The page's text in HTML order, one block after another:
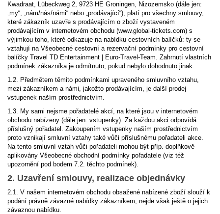
Kwadraat, Lübeckweg 2, 9723 HE Groningen, Nizozemsko (dále jen:
„my“, „nám/nás/námi“ nebo „prodávající“), platí pro všechny smlouvy,
které zákazník uzavře s prodávajícím o zboží vystaveném
prodávajícím v internetovém obchodu (www.global-tickets.com) s
výjimkou toho, které odkazuje na nabídku cestovních balíčků: ty se
vztahují na Všeobecné cestovní a rezervační podmínky pro cestovní
balíčky Travel TD Entertainment | Euro-Travel-Team. Zahrnutí vlastních
podmínek zákazníka je odmítnuto, pokud nebylo dohodnuto jinak.
1.2. Předmětem těmito podmínkami upraveného smluvního vztahu,
mezi zákazníkem a námi, jakožto prodávajícím, je další prodej
vstupenek naším prostřednictvím.
1.3. My sami nejsme pořadatelé akcí, na které jsou v internetovém
obchodu nabízeny (dále jen: vstupenky). Za každou akci odpovídá
příslušný pořadatel. Zakoupením vstupenky naším prostřednictvím
proto vznikají smluvní vztahy také vůči příslušnému pořadateli akce.
Na tento smluvní vztah vůči pořadateli mohou být příp. doplňkově
aplikovány Všeobecné obchodní podmínky pořadatele (viz též
upozornění pod bodem 7.2. těchto podmínek).
2. Uzavření smlouvy, realizace objednávky
2.1. V našem internetovém obchodu obsažené nabízené zboží slouží k
podání právně závazné nabídky zákazníkem, nejde však ještě o jejich
závaznou nabídku.